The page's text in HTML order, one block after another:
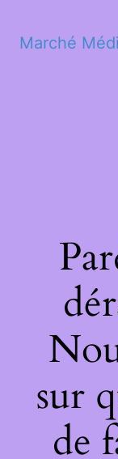
Marché
sur
de